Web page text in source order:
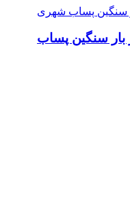
بار سنگین پساب